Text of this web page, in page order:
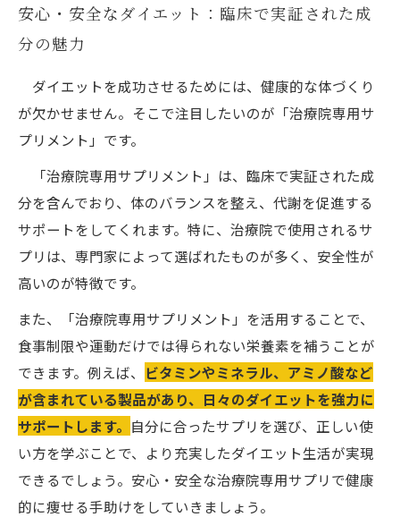
安心・安全なダイエット：臨床で実証された成
分の魅力
ダイエットを成功させるためには、健康的な体づくり
が欠かせません。そこで注目したいのが「治療院専用サ
プリメント」です。
「治療院専用サプリメント」は、臨床で実証された成
分を含んでおり、体のバランスを整え、代謝を促進する
サポートをしてくれます。特に、治療院で使用されるサ
プリは、専門家によって選ばれたものが多く、安全性が
高いのが特徴です。
また、「治療院専用サプリメント」を活用することで、
食事制限や運動だけでは得られない栄養素を補うことが
できます。例えば、 ビタミンやミネラル、アミノ酸など
が含まれている製品があり、日々のダイエットを強力に
サポートします。 自分に合ったサプリを選び、正しい使
い方を学ぶことで、より充実したダイエット生活が実現
できるでしょう。安心・安全な治療院専用サプリで健康
的に痩せる手助けをしていきましょう。